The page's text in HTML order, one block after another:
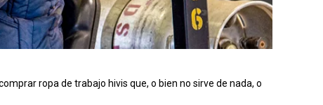
ropa de trabajo hivis que, o bien no sirve de nada, o